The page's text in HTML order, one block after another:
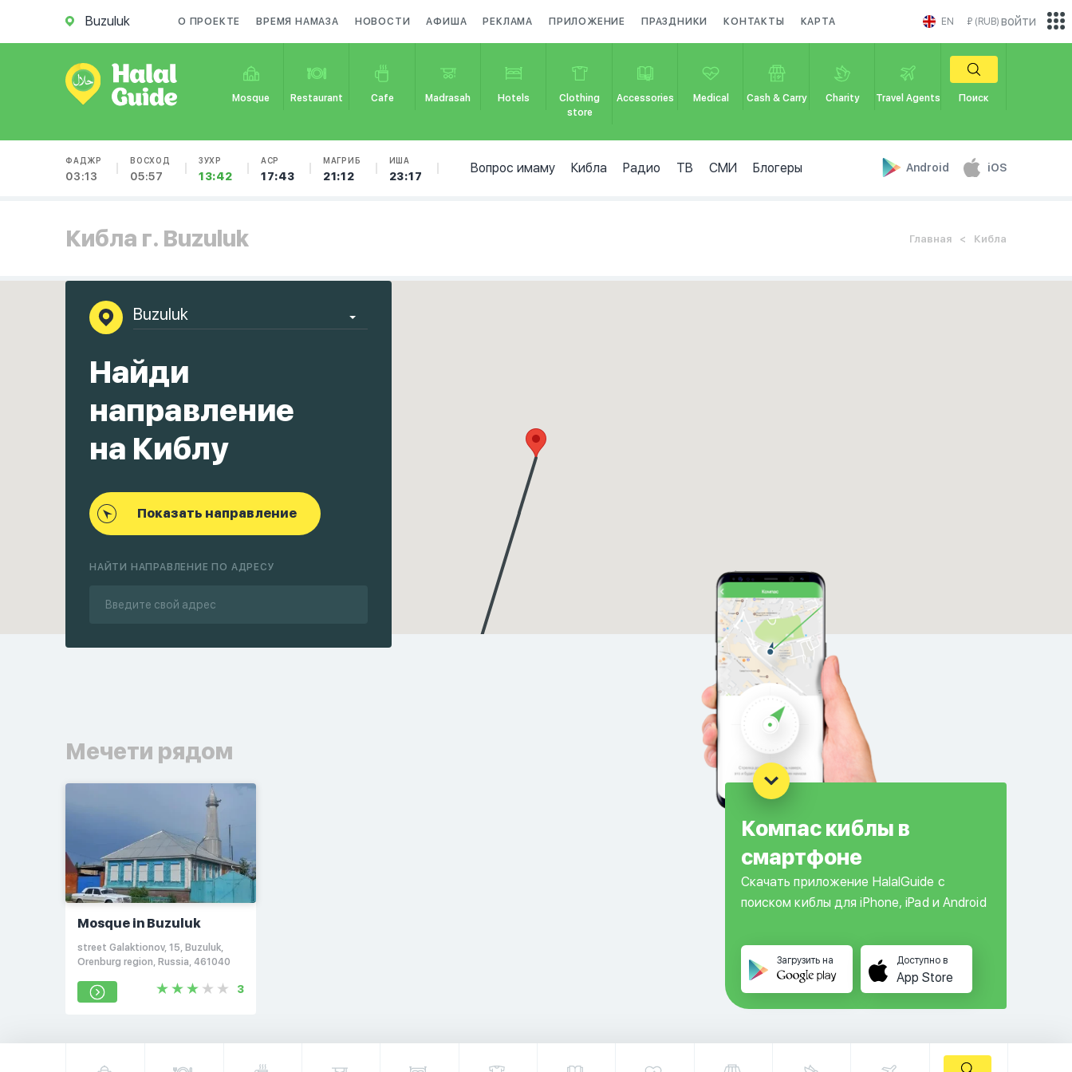
Buzuluk О ПРОЕКТЕ ВРЕМЯ НАМАЗА НОВОСТИ АФИША РЕКЛАМА ПРИЛОЖЕНИЕ ПРАЗДНИКИ КОНТАКТЫ КАРТА EN ₽ (RUB)
Mosque Restaurant Cafe Madrasah Hotels
Clothing
store
Accessories Medical Cash & Carry Charity Travel Agents Поиск
ФАДЖР
03:13
ВОСХОД
05:57
ЗУХР
13:42
АСР
17:43
МАГРИБ
21:12
ИША
23:17
Вопрос имаму Кибла Радио ТВ СМИ Блогеры Android iOS
войти
Кибла г. Buzuluk Главная Кибла
Найди
направление
на Киблу
Показать направление
НАЙТИ НАПРАВЛЕНИЕ ПО АДРЕСУ
Компас киблы в
смартфоне
Скачать приложение HalalGuide с
поиском киблы для iPhone, iPad и Android
Загрузить на Доступно в
App Store
Мечети рядом
Mosque in Buzuluk
street Galaktionov, 15, Buzuluk,
Orenburg region, Russia, 461040
3